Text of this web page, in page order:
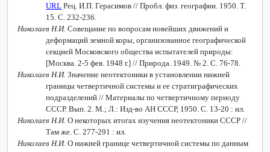
URL Рец. И.П. Герасимов // Пробл. физ. географии. 1950. Т.
15. С. 232-236.
Николаев Н.И. Совещание по вопросам новейших движений и
деформаций земной коры, организованное географической
секцией Московского общества испытателей природы:
[Москва. 2-5 фев. 1948 г.] // Природа. 1949. № 2. С. 76-78.
Николаев Н.И. Значение неотектоники в установлении нижней
границы четвертичной системы и ее стратиграфических
подразделений // Материалы по четвертичному периоду
СССР. Вып. 2. М.; Л.: Изд-во АН СССР, 1950. С. 13-20 : ил.
Николаев Н.И. О некоторых итогах изучения неотектоники СССР //
Там же. С. 277-291 : ил.
Николаев Н.И. О нижней границе четвертичной системы по данным